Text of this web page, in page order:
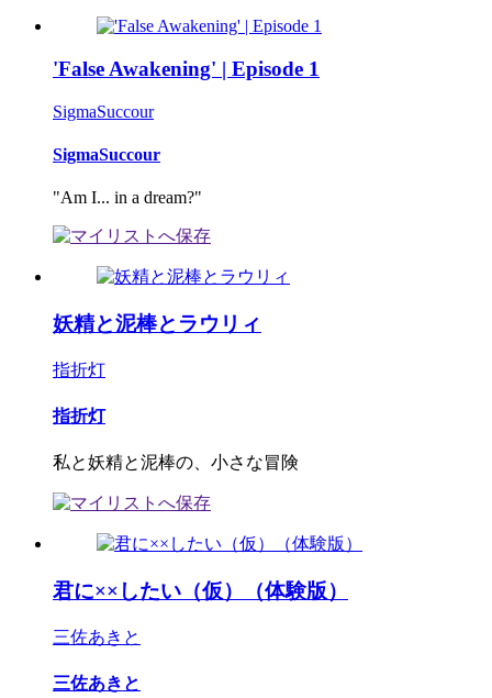
'False Awakening' | Episode 1
SigmaSuccour
SigmaSuccour
"Am I... in a dream?"
妖精と泥棒とラウリィ
指折灯
指折灯
私と妖精と泥棒の、小さな冒険
君に××したい（仮）（体験版）
三佐あきと
三佐あきと